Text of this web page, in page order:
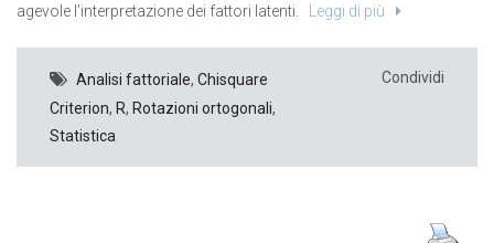
agevole l’interpretazione dei fattori latenti.
Leggi di più
Analisi fattoriale, Chisquare
Criterion, R, Rotazioni ortogonali,
Statistica
Condividi